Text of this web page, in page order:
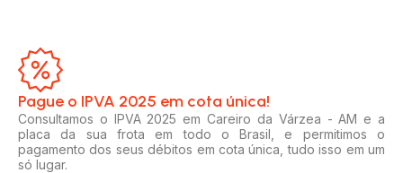
Pague o IPVA 2025 em cota única!​
Consultamos o IPVA 2025 em Careiro da Várzea - AM e a
placa da sua frota em todo o Brasil, e permitimos o
pagamento dos seus débitos em cota única, tudo isso em um
só lugar.